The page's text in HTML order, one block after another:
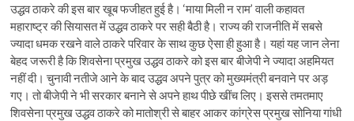
उद्धव ठाकरे की इस बार खूब फजीहत हुई है। ‘माया मिली न राम’ वाली कहावत
महाराष्ट्र की सियासत में उद्धव ठाकरे पर सही बैठी है। राज्य की राजनीति में सबसे
ज्यादा धमक रखने वाले ठाकरे परिवार के साथ कुछ ऐसा ही हुआ है। यहां यह जान लेना
बेहद जरूरी है कि शिवसेना प्रमुख उद्धव ठाकरे को इस बार बीजेपी ने ज्यादा अहमियत
नहीं दी। चुनावी नतीजे आने के बाद उद्धव अपने पुत्र को मुख्यमंत्री बनवाने पर अड़
गए। तो बीजेपी ने भी सरकार बनाने से अपने हाथ पीछे खींच लिए। इससे तमतमाए
शिवसेना प्रमुख उद्धव ठाकरे को मातोश्री से बाहर आकर कांग्रेस प्रमुख सोनिया गांधी